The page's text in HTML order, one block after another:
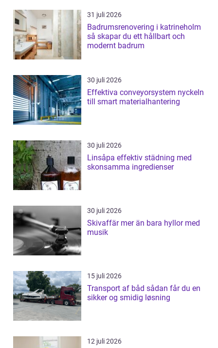
31 juli 2026
Badrumsrenovering i katrineholm
så skapar du ett hållbart och
modernt badrum
30 juli 2026
Effektiva conveyorsystem nyckeln
till smart materialhantering
30 juli 2026
Linsåpa effektiv städning med
skonsamma ingredienser
30 juli 2026
Skivaffär mer än bara hyllor med
musik
15 juli 2026
Transport af båd sådan får du en
sikker og smidig løsning
12 juli 2026